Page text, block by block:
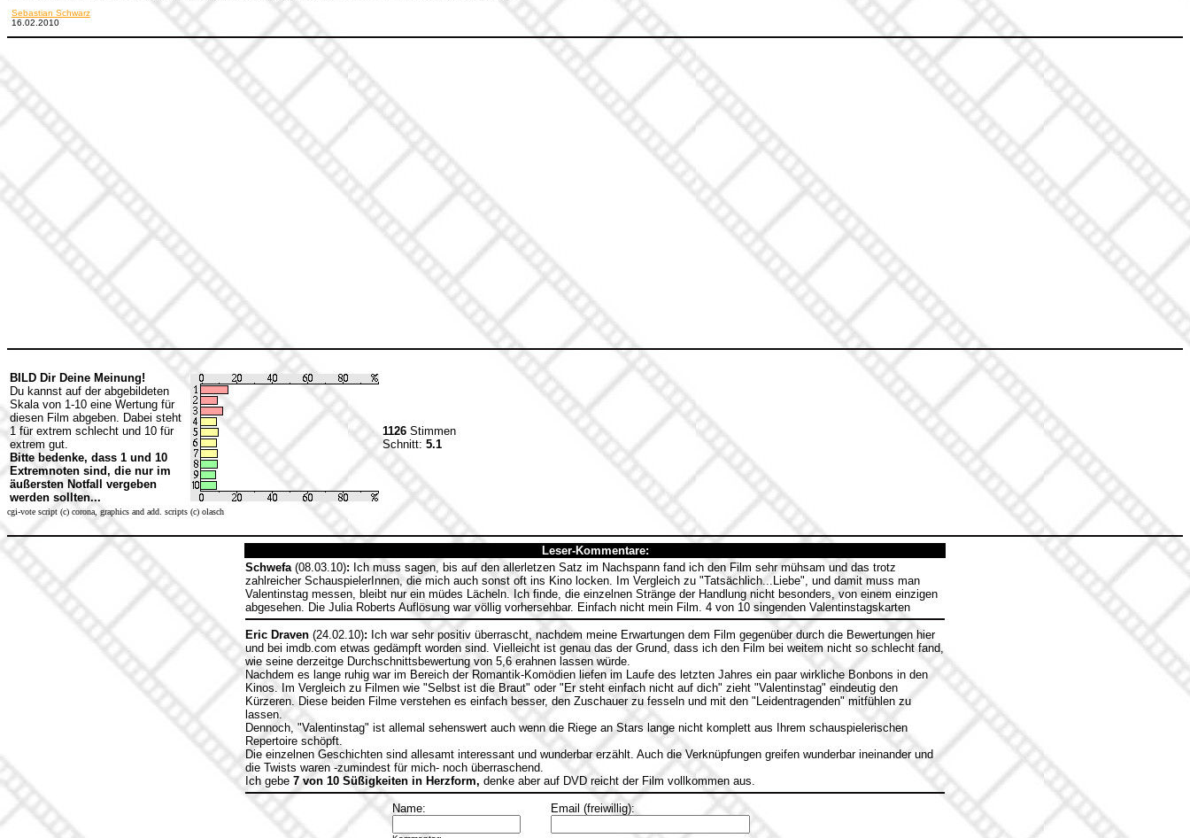
Sebastian Schwarz
16.02.2010
BILD Dir Deine Meinung!
Du kannst auf der abgebildeten
Skala von 1-10 eine Wertung für
diesen Film abgeben. Dabei steht
1 für extrem schlecht und 10 für
extrem gut.
Bitte bedenke, dass 1 und 10
Extremnoten sind, die nur im
äußersten Notfall vergeben
werden sollten...
1126 Stimmen
Schnitt: 5.1
cgi-vote script (c) corona, graphics and add. scripts (c) olasch
Leser-Kommentare:
Schwefa(08.03.10): Ich muss sagen, bis auf den allerletzen Satz im Nachspann fand ich den Film sehr mühsam und das trotz
zahlreicher SchauspielerInnen, die mich auch sonst oft ins Kino locken. Im Vergleich zu "Tatsächlich...Liebe", und damit muss man
Valentinstag messen, bleibt nur ein müdes Lächeln. Ich finde, die einzelnen Stränge der Handlung nicht besonders, von einem einzigen
abgesehen. Die Julia Roberts Auflösung war völlig vorhersehbar. Einfach nicht mein Film. 4 von 10 singenden Valentinstagskarten
Eric Draven (24.02.10): Ich war sehr positiv überrascht, nachdem meine Erwartungen dem Film gegenüber durch die Bewertungen hier
und bei imdb.com etwas gedämpft worden sind. Vielleicht ist genau das der Grund, dass ich den Film bei weitem nicht so schlecht fand,
wie seine derzeitge Durchschnittsbewertung von 5,6 erahnen lassen würde.
Nachdem es lange ruhig war im Bereich der Romantik-Komödien liefen im Laufe des letzten Jahres ein paar wirkliche Bonbons in den
Kinos. Im Vergleich zu Filmen wie "Selbst ist die Braut" oder "Er steht einfach nicht auf dich" zieht "Valentinstag" eindeutig den
Kürzeren. Diese beiden Filme verstehen es einfach besser, den Zuschauer zu fesseln und mit den "Leidentragenden" mitfühlen zu
lassen.
Dennoch, "Valentinstag" ist allemal sehenswert auch wenn die Riege an Stars lange nicht komplett aus Ihrem schauspielerischen
Repertoire schöpft.
Die einzelnen Geschichten sind allesamt interessant und wunderbar erzählt. Auch die Verknüpfungen greifen wunderbar ineinander und
die Twists waren -zumindest für mich- noch überraschend.
Ich gebe 7 von 10 Süßigkeiten in Herzform, denke aber auf DVD reicht der Film vollkommen aus.
Name: Email (freiwillig):